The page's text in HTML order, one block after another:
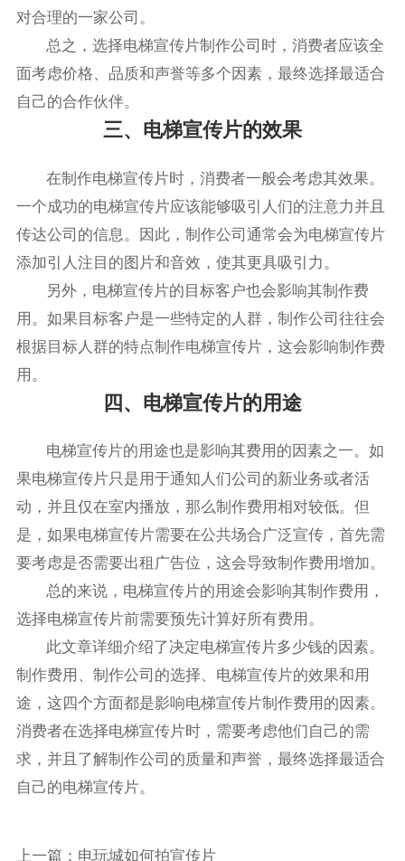
对合理的一家公司。
总之，选择电梯宣传片制作公司时，消费者应该全
面考虑价格、品质和声誉等多个因素，最终选择最适合
自己的合作伙伴。
三、电梯宣传片的效果
在制作电梯宣传片时，消费者一般会考虑其效果。
一个成功的电梯宣传片应该能够吸引人们的注意力并且
传达公司的信息。因此，制作公司通常会为电梯宣传片
添加引人注目的图片和音效，使其更具吸引力。
另外，电梯宣传片的目标客户也会影响其制作费
用。如果目标客户是一些特定的人群，制作公司往往会
根据目标人群的特点制作电梯宣传片，这会影响制作费
用。
四、电梯宣传片的用途
电梯宣传片的用途也是影响其费用的因素之一。如
果电梯宣传片只是用于通知人们公司的新业务或者活
动，并且仅在室内播放，那么制作费用相对较低。但
是，如果电梯宣传片需要在公共场合广泛宣传，首先需
要考虑是否需要出租广告位，这会导致制作费用增加。
总的来说，电梯宣传片的用途会影响其制作费用，
选择电梯宣传片前需要预先计算好所有费用。
此文章详细介绍了决定电梯宣传片多少钱的因素。
制作费用、制作公司的选择、电梯宣传片的效果和用
途，这四个方面都是影响电梯宣传片制作费用的因素。
消费者在选择电梯宣传片时，需要考虑他们自己的需
求，并且了解制作公司的质量和声誉，最终选择最适合
自己的电梯宣传片。
上一篇： 电玩城如何拍宣传片